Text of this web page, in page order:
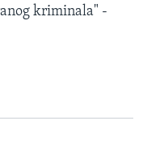
kriminala" -